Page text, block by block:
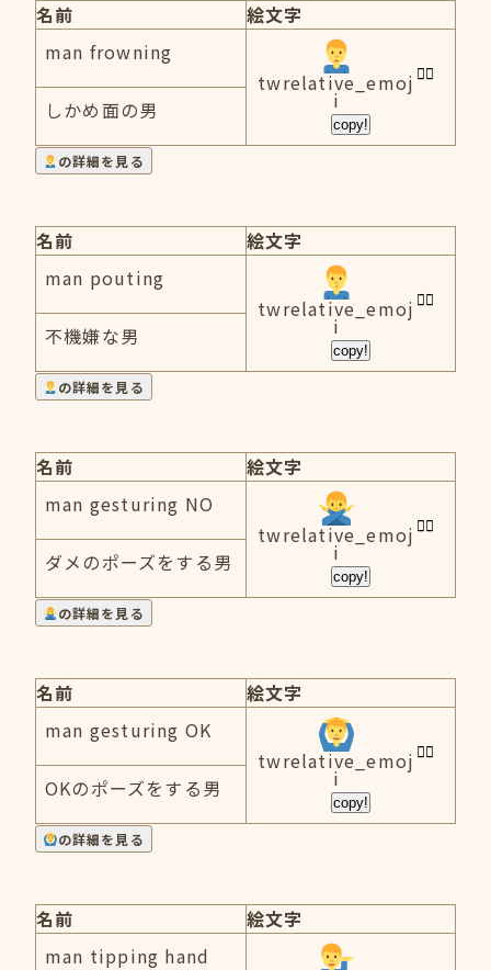
名前
絵文字
man frowning
twrelative_emoj
i
copy!
しかめ面の男
の詳細を見る
名前
絵文字
man pouting
twrelative_emoj
i
copy!
不機嫌な男
の詳細を見る
名前
絵文字
man gesturing NO
twrelative_emoj
i
copy!
ダメのポーズをする男
の詳細を見る
名前
絵文字
man gesturing OK
twrelative_emoj
i
copy!
OKのポーズをする男
の詳細を見る
名前
絵文字
man tipping hand